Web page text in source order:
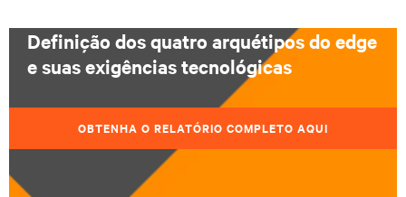
Definição dos quatro arquétipos do edge
e suas exigências tecnológicas
OBTENHA O RELATÓRIO COMPLETO AQUI